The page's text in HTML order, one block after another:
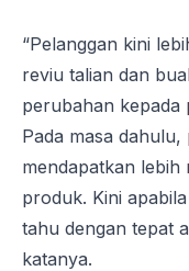
“Pelanggan kini
reviu talian dan
perubahan kepada
Pada masa
mendapatkan lebih
produk. Kini
tahu dengan tepat
katanya.